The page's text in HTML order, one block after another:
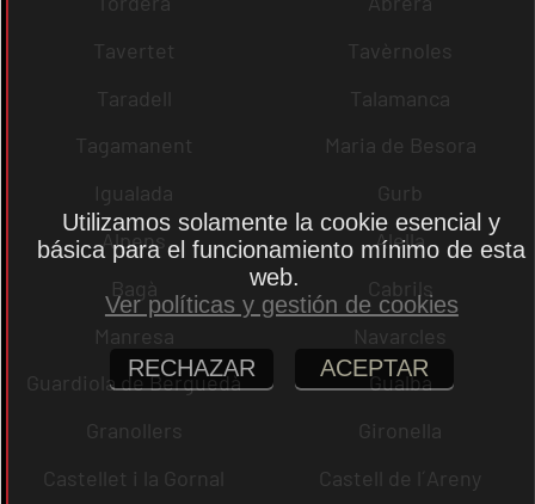
Tavertet
Tavèrnoles
Taradell
Talamanca
Tagamanent
Maria de Besora
Igualada
Gurb
Alpens
Alella
Bagà
Cabrils
Manresa
Navarcles
Guardiola de Berguedà
Gualba
Granollers
Gironella
Castellet i la Gornal
Castell de l´Areny
Utilizamos solamente la cookie esencial y
básica para el funcionamiento mínimo de esta
web.
Ver políticas y gestión de cookies
RECHAZAR ACEPTAR